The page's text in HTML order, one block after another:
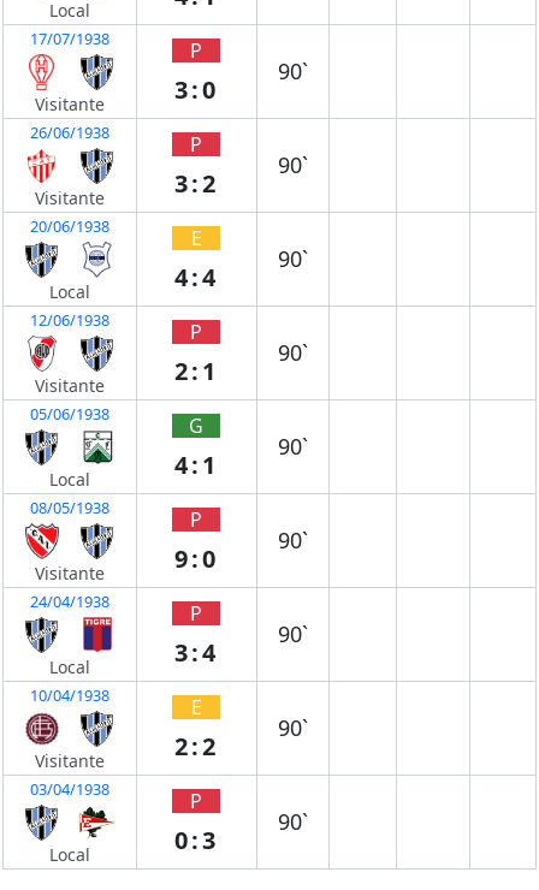
Local
17/07/1938
Visitante
P
3:0
90`
26/06/1938
Visitante
P
3:2
90`
20/06/1938
Local
E
4:4
90`
12/06/1938
Visitante
P
2:1
90`
05/06/1938
Local
G
4:1
90`
08/05/1938
Visitante
P
9:0
90`
24/04/1938
Local
P
3:4
90`
10/04/1938
Visitante
E
2:2
90`
03/04/1938
Local
P
0:3
90`